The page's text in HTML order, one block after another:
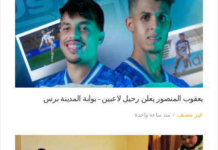
يعقوب المنصور يعلن رحيل لاعبين - بوابة المدينة برس
غير مصنف منذ ساعة واحدة